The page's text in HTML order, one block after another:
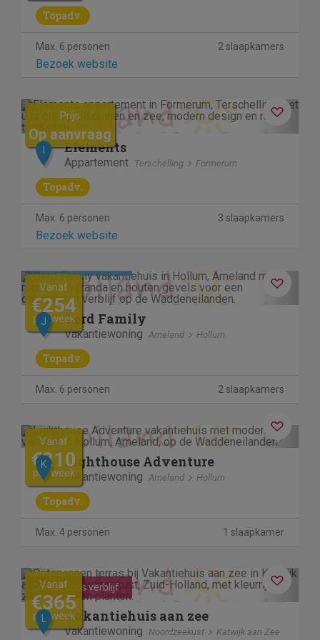
Topadv.
Max. 6 personen 2 slaapkamers
Bezoek website
Previous Next
Prijs
Op aanvraag
Elements
Appartement Terschelling Formerum
Topadv.
Max. 6 personen 3 slaapkamers
Bezoek website
Previous Next
Vanaf
€254
per week
J Oerd Family
Vakantiewoning Ameland Hollum
Topadv.
Max. 6 personen 2 slaapkamers
Previous Next
Vanaf
€210
per week
K Lighthouse Adventure
Vakantiewoning Ameland Hollum
Topadv.
Max. 4 personen 1 slaapkamer
Previous Next
Contactloos verblijf
Vanaf
€365
per weekVakantiehuis aan zee
Vakantiewoning Noordzeekust Katwijk aan Zee